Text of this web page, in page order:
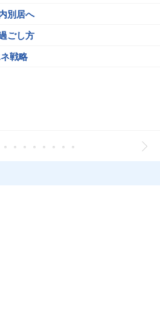
別居へ
ごし方
戦略